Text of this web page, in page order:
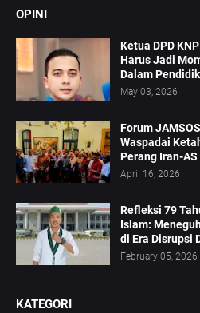
OPINI
Ketua DPD
Harus Jadi
Dalam
May 03, 2026
Forum
Waspadai
Perang Iran-AS
April 16, 2026
Refleksi 79
Islam:
di Era Disrupsi
February 05, 2026
KATEGORI